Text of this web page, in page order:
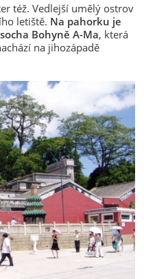
též. Vedlejší umělý ostrov
letiště. Na pahorku je
Bohyně A-Ma, která
na jihozápadě